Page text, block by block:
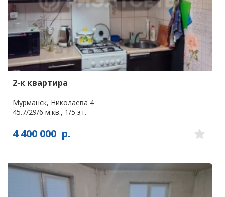
2-к квартира
Мурманск, Николаева 4
45.7/29/6 м.кв., 1/5 эт.
4 400 000 р.